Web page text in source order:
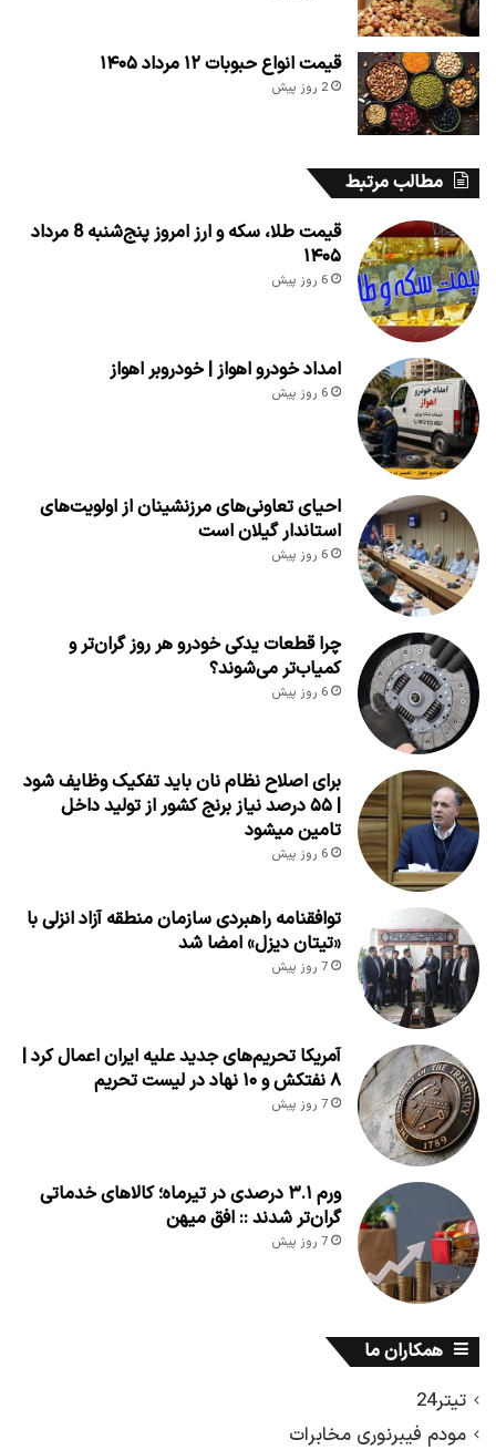
قیمت انواع حبوبات ۱۲ مرداد ۱۴۰۵
2 روز پیش
مطالب مرتبط
قیمت طلا، سکه و ارز امروز پنج‌شنبه 8 مرداد
۱۴۰۵
6 روز پیش
امداد خودرو اهواز | خودروبر اهواز
6 روز پیش
احیای تعاونی‌های مرزنشینان از اولویت‌های
استاندار گیلان است
6 روز پیش
چرا قطعات یدکی خودرو هر روز گران‌تر و
کمیاب‌تر می‌شوند؟
6 روز پیش
برای اصلاح نظام نان باید تفکیک وظایف شود
| ۵۵ درصد نیاز برنج کشور از تولید داخل
تامین میشود
6 روز پیش
توافقنامه راهبردی سازمان منطقه آزاد انزلی با
«تیتان دیزل» امضا شد
7 روز پیش
آمریکا تحریم‌های جدید علیه ایران اعمال کرد |
۸ نفتکش و ۱۰ نهاد در لیست تحریم
7 روز پیش
ورم ۳.۱ درصدی در تیرماه؛ کالاهای خدماتی
گران‌تر شدند :: افق میهن
7 روز پیش
همکاران ما
تیتر24
مودم فیبرنوری مخابرات